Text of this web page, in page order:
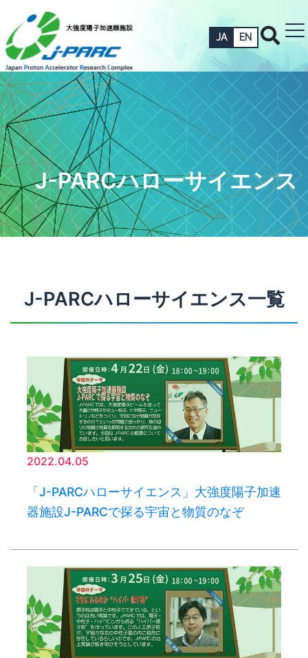
JA EN
J-PARCハローサイエンス
J-PARCハローサイエンス一覧
2022.04.05
「J-PARCハローサイエンス」大強度陽子加速
器施設J-PARCで探る宇宙と物質のなぞ